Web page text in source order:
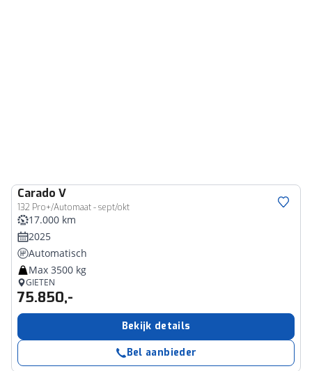
Carado V
132 Pro+/Automaat - sept/okt
17.000 km
2025
Automatisch
Max 3500 kg
GIETEN
75.850,-
Bekijk details
Bel aanbieder